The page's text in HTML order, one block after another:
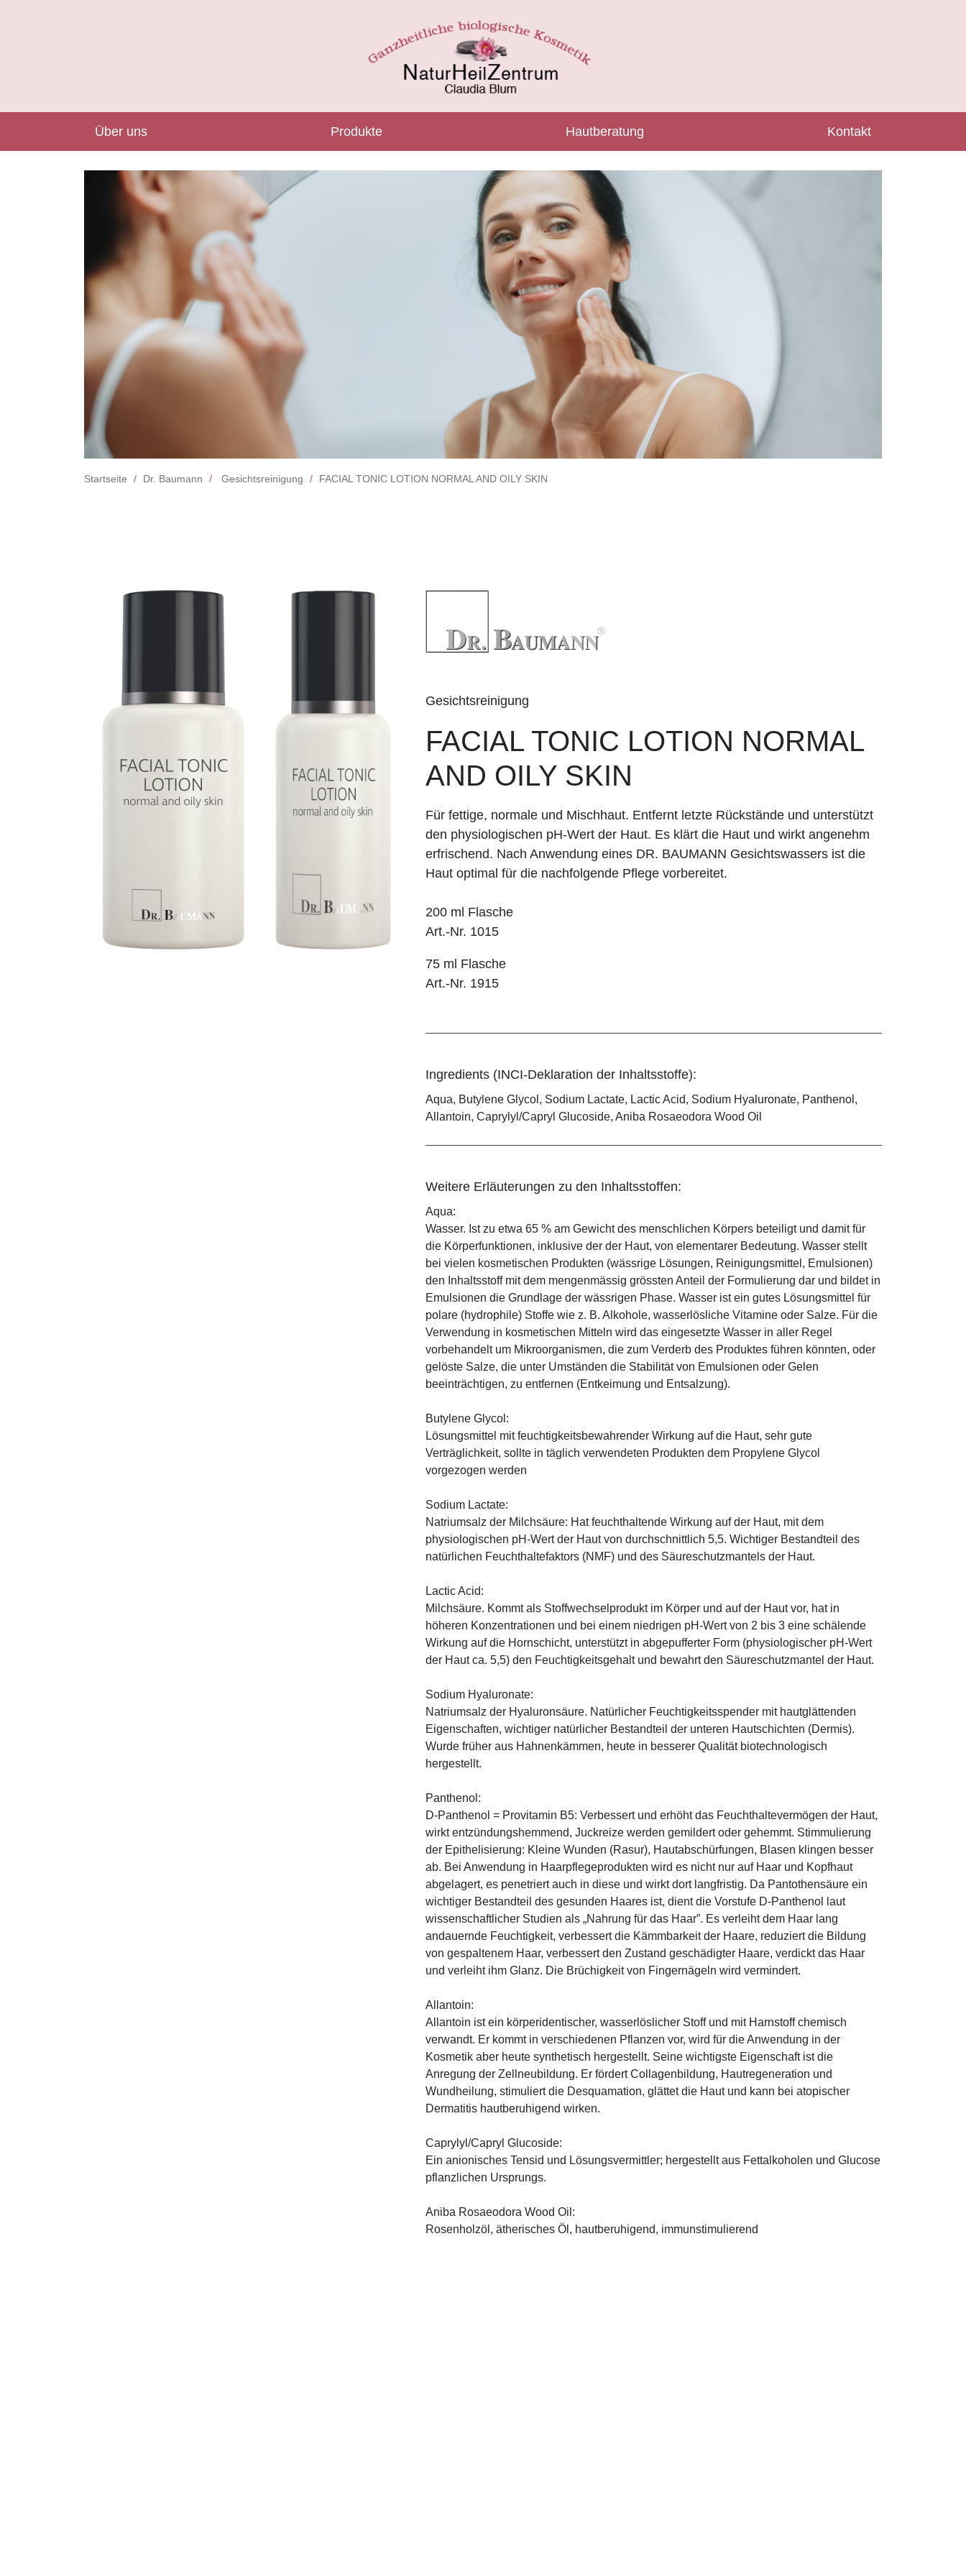
Über uns Produkte Hautberatung Kontakt
Startseite Dr. Baumann Gesichtsreinigung FACIAL TONIC LOTION NORMAL AND OILY SKIN
Gesichtsreinigung
FACIAL TONIC LOTION NORMAL
AND OILY SKIN
Für fettige, normale und Mischhaut. Entfernt letzte Rückstände und unterstützt
den physiologischen pH-Wert der Haut. Es klärt die Haut und wirkt angenehm
erfrischend. Nach Anwendung eines DR. BAUMANN Gesichtswassers ist die
Haut optimal für die nachfolgende Pflege vorbereitet.
200 ml Flasche
Art.-Nr. 1015
75 ml Flasche
Art.-Nr. 1915
Ingredients (INCI-Deklaration der Inhaltsstoffe):
Aqua, Butylene Glycol, Sodium Lactate, Lactic Acid, Sodium Hyaluronate, Panthenol,
Allantoin, Caprylyl/Capryl Glucoside, Aniba Rosaeodora Wood Oil
Weitere Erläuterungen zu den Inhaltsstoffen:
Aqua:
Wasser. Ist zu etwa 65 % am Gewicht des menschlichen Körpers beteiligt und damit für
die Körperfunktionen, inklusive der der Haut, von elementarer Bedeutung. Wasser stellt
bei vielen kosmetischen Produkten (wässrige Lösungen, Reinigungsmittel, Emulsionen)
den Inhaltsstoff mit dem mengenmässig grössten Anteil der Formulierung dar und bildet in
Emulsionen die Grundlage der wässrigen Phase. Wasser ist ein gutes Lösungsmittel für
polare (hydrophile) Stoffe wie z. B. Alkohole, wasserlösliche Vitamine oder Salze. Für die
Verwendung in kosmetischen Mitteln wird das eingesetzte Wasser in aller Regel
vorbehandelt um Mikroorganismen, die zum Verderb des Produktes führen könnten, oder
gelöste Salze, die unter Umständen die Stabilität von Emulsionen oder Gelen
beeinträchtigen, zu entfernen (Entkeimung und Entsalzung).
Butylene Glycol:
Lösungsmittel mit feuchtigkeitsbewahrender Wirkung auf die Haut, sehr gute
Verträglichkeit, sollte in täglich verwendeten Produkten dem Propylene Glycol
vorgezogen werden
Sodium Lactate:
Natriumsalz der Milchsäure: Hat feuchthaltende Wirkung auf der Haut, mit dem
physiologischen pH-Wert der Haut von durchschnittlich 5,5. Wichtiger Bestandteil des
natürlichen Feuchthaltefaktors (NMF) und des Säureschutzmantels der Haut.
Lactic Acid:
Milchsäure. Kommt als Stoffwechselprodukt im Körper und auf der Haut vor, hat in
höheren Konzentrationen und bei einem niedrigen pH-Wert von 2 bis 3 eine schälende
Wirkung auf die Hornschicht, unterstützt in abgepufferter Form (physiologischer pH-Wert
der Haut ca. 5,5) den Feuchtigkeitsgehalt und bewahrt den Säureschutzmantel der Haut.
Sodium Hyaluronate:
Natriumsalz der Hyaluronsäure. Natürlicher Feuchtigkeitsspender mit hautglättenden
Eigenschaften, wichtiger natürlicher Bestandteil der unteren Hautschichten (Dermis).
Wurde früher aus Hahnenkämmen, heute in besserer Qualität biotechnologisch
hergestellt.
Panthenol:
D-Panthenol = Provitamin B5: Verbessert und erhöht das Feuchthaltevermögen der Haut,
wirkt entzündungshemmend, Juckreize werden gemildert oder gehemmt. Stimmulierung
der Epithelisierung: Kleine Wunden (Rasur), Hautabschürfungen, Blasen klingen besser
ab. Bei Anwendung in Haarpflegeprodukten wird es nicht nur auf Haar und Kopfhaut
abgelagert, es penetriert auch in diese und wirkt dort langfristig. Da Pantothensäure ein
wichtiger Bestandteil des gesunden Haares ist, dient die Vorstufe D-Panthenol laut
wissenschaftlicher Studien als „Nahrung für das Haar”. Es verleiht dem Haar lang
andauernde Feuchtigkeit, verbessert die Kämmbarkeit der Haare, reduziert die Bildung
von gespaltenem Haar, verbessert den Zustand geschädigter Haare, verdickt das Haar
und verleiht ihm Glanz. Die Brüchigkeit von Fingernägeln wird vermindert.
Allantoin:
Allantoin ist ein körperidentischer, wasserlöslicher Stoff und mit Harnstoff chemisch
verwandt. Er kommt in verschiedenen Pflanzen vor, wird für die Anwendung in der
Kosmetik aber heute synthetisch hergestellt. Seine wichtigste Eigenschaft ist die
Anregung der Zellneubildung. Er fördert Collagenbildung, Hautregeneration und
Wundheilung, stimuliert die Desquamation, glättet die Haut und kann bei atopischer
Dermatitis hautberuhigend wirken.
Caprylyl/Capryl Glucoside:
Ein anionisches Tensid und Lösungsvermittler; hergestellt aus Fettalkoholen und Glucose
pflanzlichen Ursprungs.
Aniba Rosaeodora Wood Oil:
Rosenholzöl, ätherisches Öl, hautberuhigend, immunstimulierend